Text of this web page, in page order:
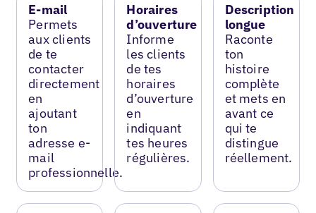
E-mail
Permets
aux clients
de te
contacter
directement
en
ajoutant
ton
adresse e-
mail
professionnelle.
Horaires
d’ouverture
Informe
les clients
de tes
horaires
d’ouverture
en
indiquant
tes heures
régulières.
Description
longue
Raconte
ton
histoire
complète
et mets en
avant ce
qui te
distingue
réellement.